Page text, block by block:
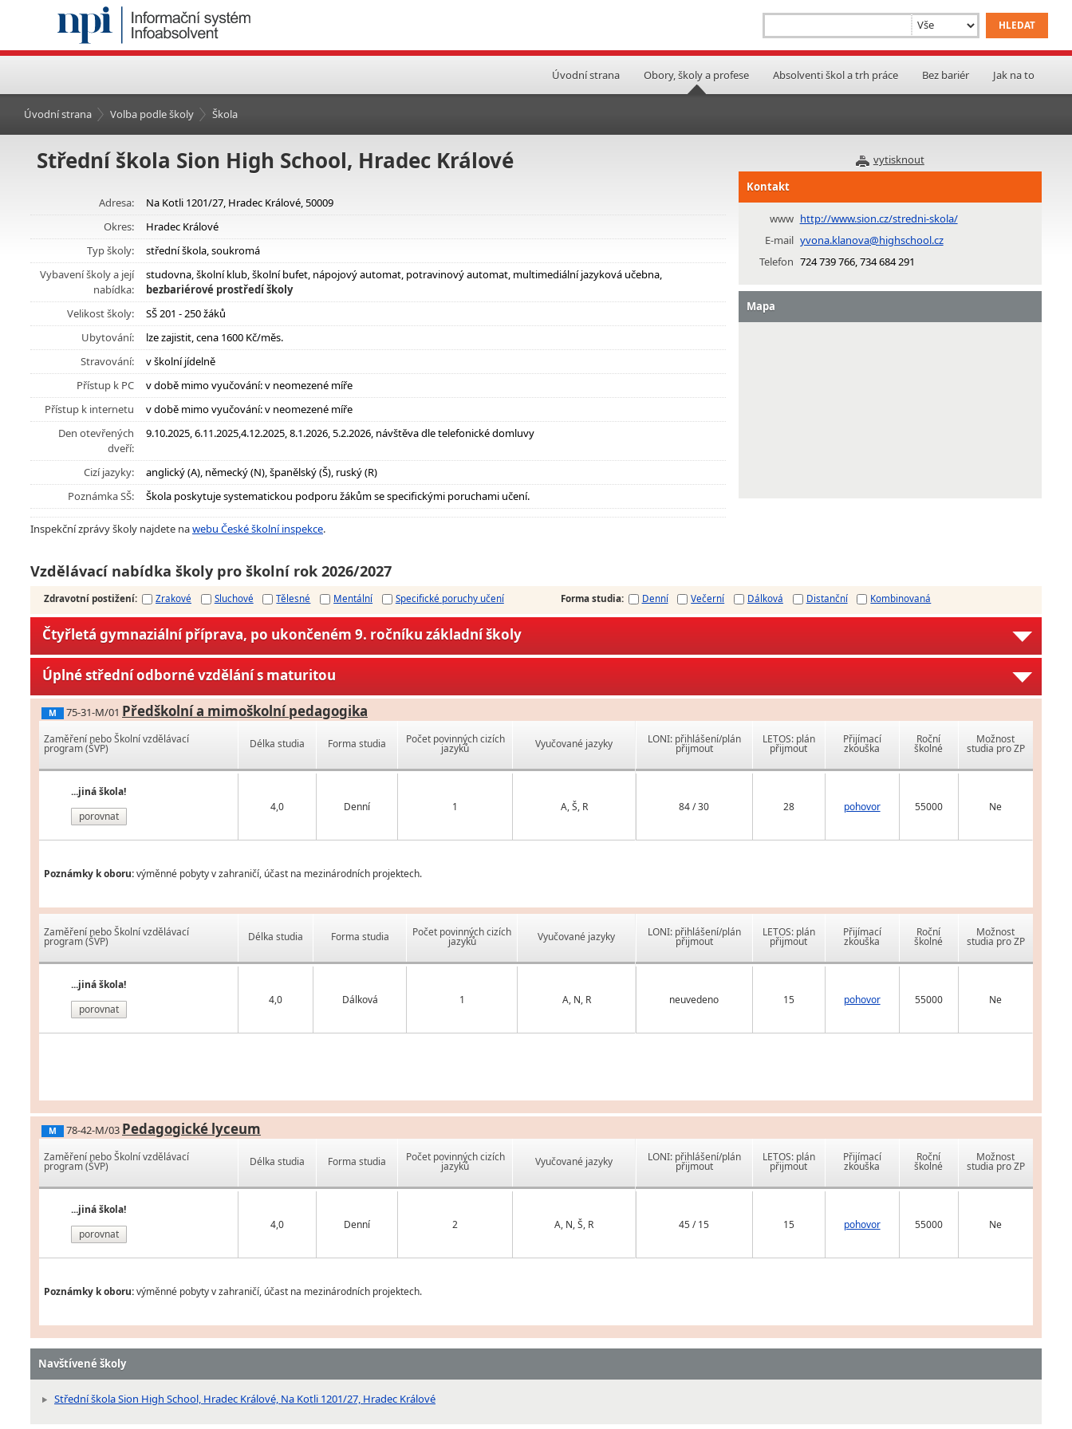
Úvodní strana Obory, školy a profese Absolventi škol a trh práce Bez bariér Jak na to
Úvodní strana Volba podle školy Škola
vytisknout
Střední škola Sion High School, Hradec Králové
Adresa:
Na Kotli 1201/27, Hradec Králové, 50009
Okres:
Hradec Králové
Typ školy:
střední škola, soukromá
Vybavení školy a její
nabídka:
studovna, školní klub, školní bufet, nápojový automat, potravinový automat, multimediální jazyková učebna,
bezbariérové prostředí školy
Velikost školy:
SŠ 201 - 250 žáků
Ubytování:
lze zajistit, cena 1600 Kč/měs.
Stravování:
v školní jídelně
Přístup k PC
v době mimo vyučování: v neomezené míře
Přístup k internetu
v době mimo vyučování: v neomezené míře
Den otevřených
dveří:
9.10.2025, 6.11.2025,4.12.2025, 8.1.2026, 5.2.2026, návštěva dle telefonické domluvy
Cizí jazyky:
anglický (A), německý (N), španělský (Š), ruský (R)
Poznámka SŠ:
Škola poskytuje systematickou podporu žákům se specifickými poruchami učení.
Inspekční zprávy školy najdete nawebu České školní inspekce.
Kontakt
www http://www.sion.cz/stredni-skola/
E-mail yvona.klanova@highschool.cz
Telefon 724 739 766, 734 684 291
Mapa
Vzdělávací nabídka školy pro školní rok 2026/2027
Zdravotní postižení: Zrakové Sluchové Tělesné Mentální Specifické poruchy učení Forma studia: Denní Večerní Dálková Distanční Kombinovaná
Čtyřletá gymnaziální příprava, po ukončeném 9. ročníku základní školy
Úplné střední odborné vzdělání s maturitou
M 75-31-M/01 Předškolní a mimoškolní pedagogika
Zaměření nebo Školní vzdělávací
program (ŠVP)
...jiná škola!
porovnat
Délka studia Forma studia Počet povinných cizích
jazyků Vyučované jazyky
4,0 Denní 1 A, Š, R
LONI: přihlášení/plán
přijmout
LETOS: plán
přijmout
Přijímací
zkouška
Roční
školné
Možnost
studia pro ZP
84 / 30 28 pohovor 55000 Ne
Poznámky k oboru:výměnné pobyty v zahraničí, účast na mezinárodních projektech.
Zaměření nebo Školní vzdělávací
program (ŠVP)
...jiná škola!
porovnat
Délka studia Forma studia Počet povinných cizích
jazyků Vyučované jazyky
4,0 Dálková 1 A, N, R
LONI: přihlášení/plán
přijmout
LETOS: plán
přijmout
Přijímací
zkouška
Roční
školné
Možnost
studia pro ZP
neuvedeno 15 pohovor 55000 Ne
M 78-42-M/03 Pedagogické lyceum
Zaměření nebo Školní vzdělávací
program (ŠVP)
...jiná škola!
porovnat
Délka studia Forma studia Počet povinných cizích
jazyků Vyučované jazyky
4,0 Denní 2 A, N, Š, R
LONI: přihlášení/plán
přijmout
LETOS: plán
přijmout
Přijímací
zkouška
Roční
školné
Možnost
studia pro ZP
45 / 15 15 pohovor 55000 Ne
Poznámky k oboru:výměnné pobyty v zahraničí, účast na mezinárodních projektech.
Navštívené školy
Střední škola Sion High School, Hradec Králové, Na Kotli 1201/27, Hradec Králové